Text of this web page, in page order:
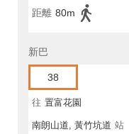
距離 80m
新巴
38
往 置富花園
南朗山道, 黃竹坑道 站